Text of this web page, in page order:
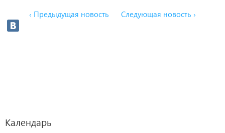
‹ Предыдущая новость Следующая новость ›
Календарь